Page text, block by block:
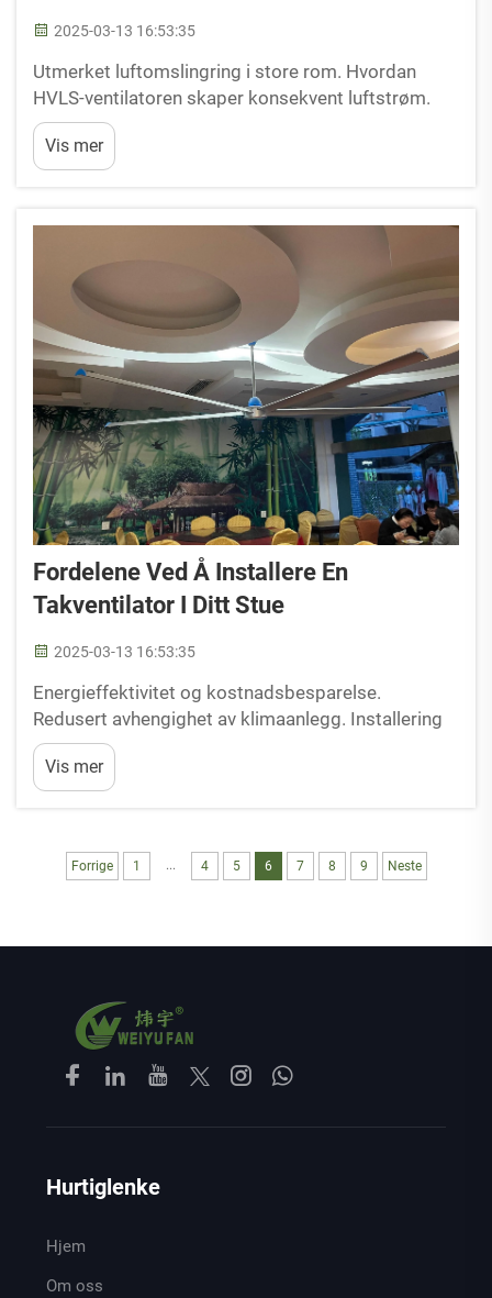
2025-03-13 16:53:35
Utmerket luftomslingring i store rom. Hvordan
HVLS-ventilatoren skaper konsekvent luftstrøm.
High Volume Low Speed (HVLS) -ventilatorer gir en
innovativ løsning for å opprettholde utmerket
luftomslingring i store rom. Disse ventilatorene
Vis mer
Fordelene Ved Å Installere En
Takventilator I Ditt Stue
2025-03-13 16:53:35
Energieffektivitet og kostnadsbesparelse.
Redusert avhengighet av klimaanlegg. Installering
av takventilatorer kan betydelig redusere
avhengighet av klimaanlegg, noe som fører til
betraktelige energieffektivitetsgevinst og
Vis mer
Forrige 1 ... 4 5 6 7 8 9 Neste
Hurtiglenke
Hjem
Om oss